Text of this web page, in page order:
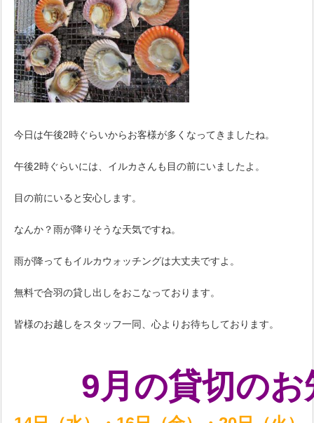
今日は午後2時ぐらいからお客様が多くなってきましたね。
午後2時ぐらいには、イルカさんも目の前にいましたよ。
目の前にいると安心します。
なんか？雨が降りそうな天気ですね。
雨が降ってもイルカウォッチングは大丈夫ですよ。
無料で合羽の貸し出しをおこなっております。
皆様のお越しをスタッフ一同、心よりお待ちしております。
9月の貸切の